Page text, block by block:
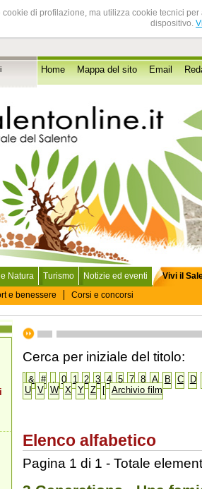
di profilazione, ma utilizza cookie tecnici
dispositivo.
Home Mappa del sito Email
Natura Turismo Notizie ed eventi
Vivi il
e benessere Corsi e concorsi
Cerca per iniziale del titolo:
& # . 0 1 2 3 4 5 7 8 A B C
D
U
V W X Y Z [ Archivio film
Elenco alfabetico
Pagina 1 di 1 - Totale